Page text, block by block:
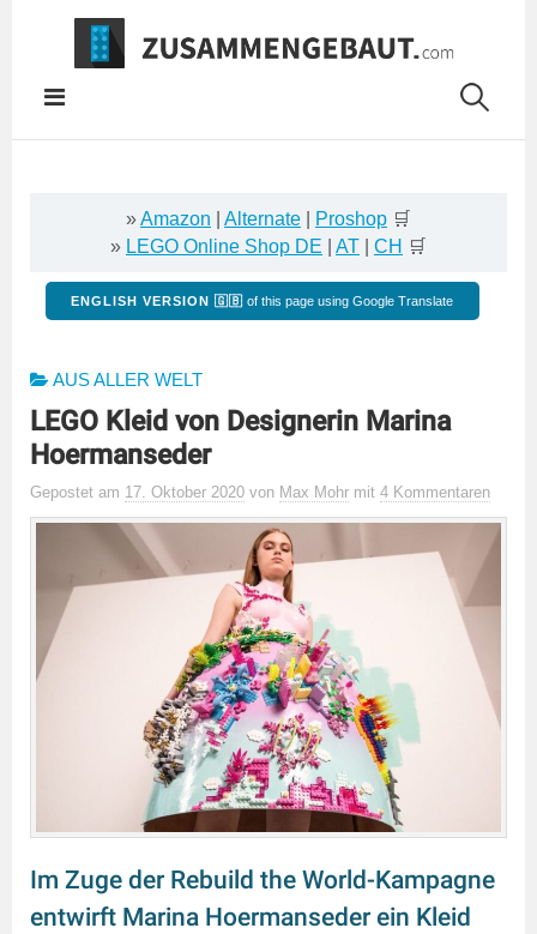
Springe
Inhalt
»Amazon Alternate Proshop 🛒
» LEGO Online Shop DE AT CH 🛒
ENGLISH VERSION 🇬🇧 of this page using Google Translate
AUS ALLER WELT
LEGO Kleid von Designerin Marina
Hoermanseder
Gepostet am 17. Oktober 2020 von Max Mohr mit 4 Kommentaren
Im Zuge der Rebuild the World-Kampagne
entwirft Marina Hoermanseder ein Kleid